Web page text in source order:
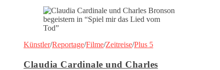
Künstler/Reportage/Filme/Zeitreise/Plus 5
Claudia Cardinale und Charles